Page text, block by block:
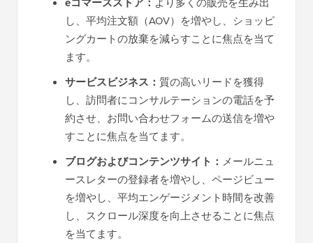
し、平均注文額（AOV）を増やし、ショッピ
ングカートの放棄を減らすことに焦点を当て
ます。
サービスビジネス： 質の高いリードを獲得
し、訪問者にコンサルテーションの電話を予
約させ、お問い合わせフォームの送信を増や
すことに焦点を当てます。
ブログおよびコンテンツサイト： メールニュ
ースレターの登録者を増やし、ページビュー
を増やし、平均エンゲージメント時間を改善
し、スクロール深度を向上させることに焦点
を当てます。